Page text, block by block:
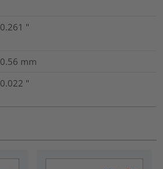
0.261 "
0.56 mm
0.022 "